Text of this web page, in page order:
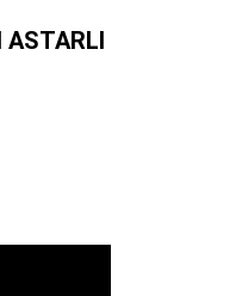
ASTARLI